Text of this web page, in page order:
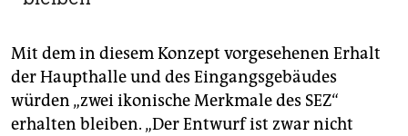
Mit dem in diesem Konzept vorgesehenen Erhalt
der Haupthalle und des Eingangsgebäudes
würden „zwei ikonische Merkmale des SEZ“
erhalten bleiben. „Der Entwurf ist zwar nicht